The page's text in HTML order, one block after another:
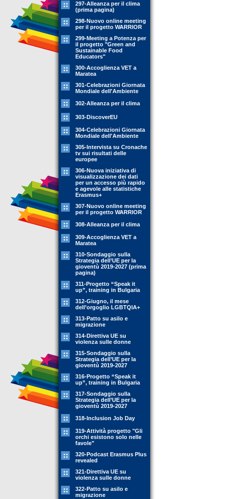
297-Alleanza per il clima
(prima pagina)
298-Nuovo online meeting
per il progetto WARRIOR
299-Meeting a Potenza per
il progetto "Green and
Sustainable Food
Educators"
300-Accoglienza VET a
Maratea
301-Celebrazioni Giornata
Mondiale dell'Ambiente
302-Alleanza per il clima
303-DiscoverEU
304-Celebrazioni Giornata
Mondiale dell'Ambiente
305-Intervista su Cronache
tv sui risultati delle
europee
306-Nuova iniziativa di
visualizzazione dei dati
per un accesso più rapido
e agevole alle statistiche
Erasmus+
307-Nuovo online meeting
per il progetto WARRIOR
308-Alleanza per il clima
309-Accoglienza VET a
Maratea
310-Sondaggio sulla
Strategia dell’UE per la
gioventù 2019-2027 (prima
pagina)
311-Progetto “Speak it
up”, training in Bulgaria
312-Giugno, il mese
dell’orgoglio LGBTQIA+
313-Patto su asilo e
migrazione
314-Direttiva UE su
violenza sulle donne
315-Sondaggio sulla
Strategia dell’UE per la
gioventù 2019-2027
316-Progetto “Speak it
up”, training in Bulgaria
317-Sondaggio sulla
Strategia dell’UE per la
gioventù 2019-2027
318-Inclusion Job Day
319-Attività progetto "Gli
orchi esistono solo nelle
favole"
320-Podcast Erasmus Plus
revealed
321-Direttiva UE su
violenza sulle donne
322-Patto su asilo e
migrazione